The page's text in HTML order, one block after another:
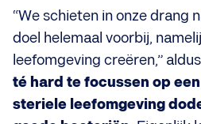
“We schieten in onze drang
doel helemaal voorbij,
leefomgeving creëren,”
té hard te focussen op
steriele leefomgeving